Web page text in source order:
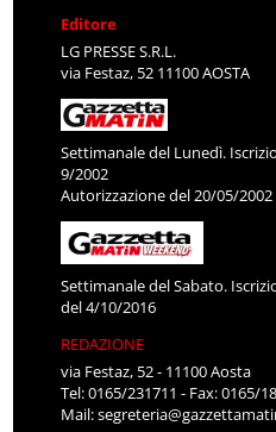
Editore
LG PRESSE S.R.L.
via Festaz, 52 11100 AOSTA
Settimanale del Lunedì.
9/2002
Autorizzazione del 20/05/2002
Settimanale del Sabato.
del 4/10/2016
REDAZIONE
via Festaz, 52 - 11100 Aosta
Tel: 0165/231711 - Fax: 0165/
Mail: